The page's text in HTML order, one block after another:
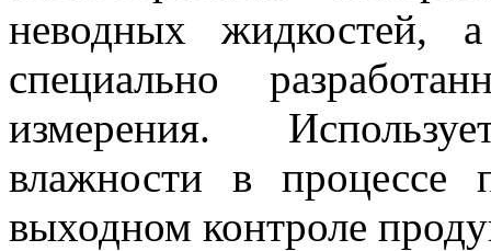
неводных жидкостей,
специально
измерения.
влажности в процессе
выходном контроле